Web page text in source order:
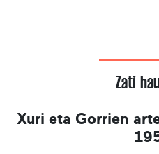
semeari uzteko.
Zati
Xuri eta Gorrien